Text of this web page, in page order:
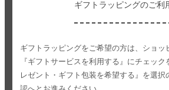
ギフトラッピングのご利
ギフトラッピングをご希望の方は、ショッ
『ギフトサービスを利用する』にチェック
レゼント・ギフト包装を希望する』を選択